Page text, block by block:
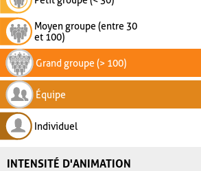
Moyen groupe (entre 30
et 100)
Grand groupe (> 100)
Équipe
Individuel
INTENSITÉ D'ANIMATION